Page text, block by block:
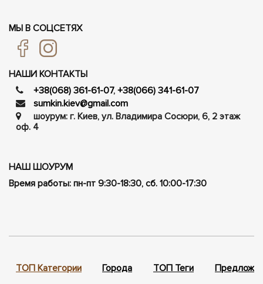
МЫ В СОЦСЕТЯХ
НАШИ КОНТАКТЫ
+38(068) 361-61-07, +38(066) 341-61-07
sumkin.kiev@gmail.com
шоурум: г. Киев, ул. Владимира Сосюри, ​​6, 2 этаж
оф. 4
НАШ ШОУРУМ
Время работы: пн-пт 9:30-18:30, сб. 10:00-17:30
ТОП Категории Города ТОП Теги